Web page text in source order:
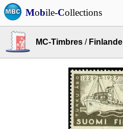
Mobile-Collections
MC-Timbres / Finlande